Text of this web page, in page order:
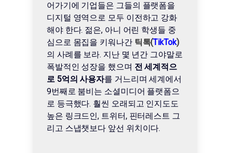
어가기에 기업들은 그들의 플랫폼을
디지털 영역으로 모두 이전하고 강화
해야 한다. 젊은, 아니 어린 학생들 중
심으로 몸집을 키워나간 틱톡(TikTok)
의 사례를 보라. 지난 몇 년간 그야말로
폭발적인 성장을 했으며 전 세계적으
로 5억의 사용자를 거느리며 세계에서
9번째로 붐비는 소셜미디어 플랫폼으
로 등극했다. 훨씬 오래되고 인지도도
높은 링크드인, 트위터, 핀터레스트 그
리고 스냅챗보다 앞선 위치이다.